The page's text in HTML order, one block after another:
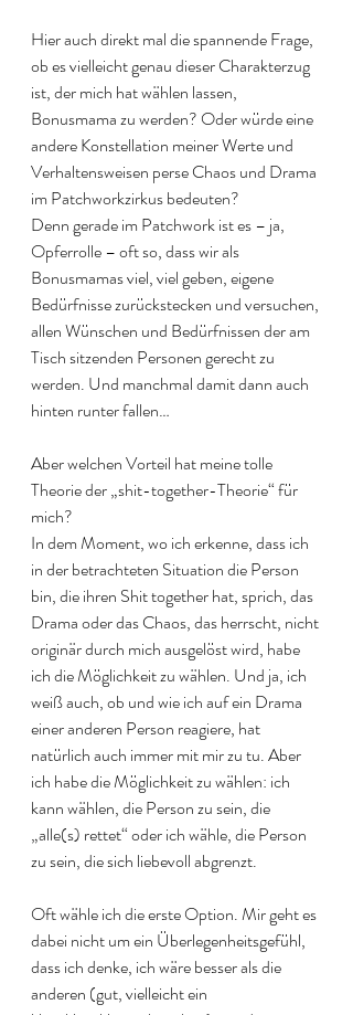
Hier auch direkt mal die spannende Frage,
ob es vielleicht genau dieser Charakterzug
ist, der mich hat wählen lassen,
Bonusmama zu werden? Oder würde eine
andere Konstellation meiner Werte und
Verhaltensweisen perse Chaos und Drama
im Patchworkzirkus bedeuten?
Denn gerade im Patchwork ist es – ja,
Opferrolle – oft so, dass wir als
Bonusmamas viel, viel geben, eigene
Bedürfnisse zurückstecken und versuchen,
allen Wünschen und Bedürfnissen der am
Tisch sitzenden Personen gerecht zu
werden. Und manchmal damit dann auch
hinten runter fallen…
Aber welchen Vorteil hat meine tolle
Theorie der „shit-together-Theorie“ für
mich?
In dem Moment, wo ich erkenne, dass ich
in der betrachteten Situation die Person
bin, die ihren Shit together hat, sprich, das
Drama oder das Chaos, das herrscht, nicht
originär durch mich ausgelöst wird, habe
ich die Möglichkeit zu wählen. Und ja, ich
weiß auch, ob und wie ich auf ein Drama
einer anderen Person reagiere, hat
natürlich auch immer mit mir zu tu. Aber
ich habe die Möglichkeit zu wählen: ich
kann wählen, die Person zu sein, die
„alle(s) rettet“ oder ich wähle, die Person
zu sein, die sich liebevoll abgrenzt.
Oft wähle ich die erste Option. Mir geht es
dabei nicht um ein Überlegenheitsgefühl,
dass ich denke, ich wäre besser als die
anderen (gut, vielleicht ein